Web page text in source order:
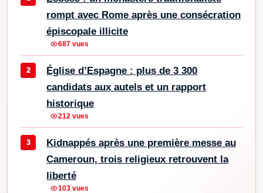
rompt avec Rome après une consécration
épiscopale illicite
687 vues
Église d’Espagne : plus de 3 300
candidats aux autels et un rapport
historique
212 vues
Kidnappés après une première messe au
Cameroun, trois religieux retrouvent la
liberté
103 vues